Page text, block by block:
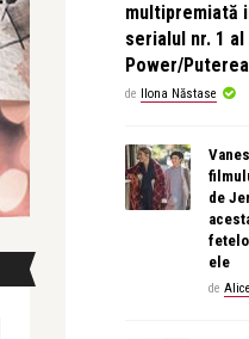
multipremiată
serialul nr. 1
Power/Puterea
de Ilona Năstase
de
ele
de